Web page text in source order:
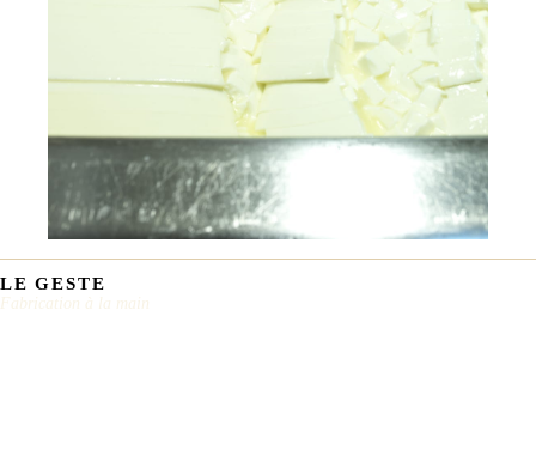
LE GESTE
Fabrication à la main